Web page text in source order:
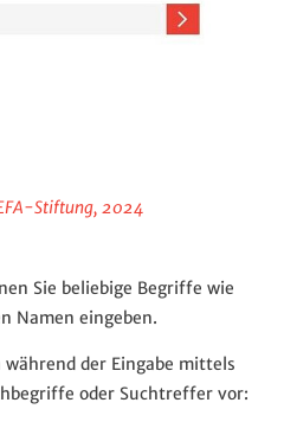
Stiftung, 2024
Sie beliebige Begriffe wie
Namen eingeben.
der Eingabe mittels
oder Suchtreffer vor: